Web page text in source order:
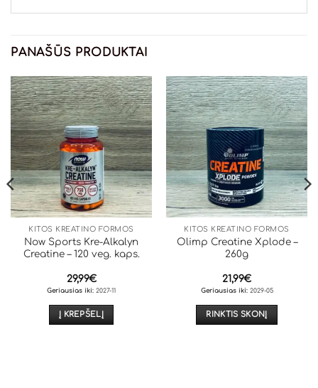
PANAŠŪS PRODUKTAI
KITOS KREATINO FORMOS
Now Sports Kre-Alkalyn
Creatine – 120 veg. kaps.
29,99€
Geriausias iki: 2027-11
Į KREPŠELĮ
KITOS KREATINO FORMOS
Olimp Creatine Xplode –
260g
21,99€
Geriausias iki:2029-05
RINKTIS SKONĮ